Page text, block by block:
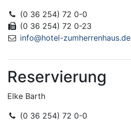
(0 36 254) 72 0-0
(0 36 254) 72 0-23
info@hotel-zumherrenhaus.de
Reservierung
Elke Barth
(0 36 254) 72 0-0